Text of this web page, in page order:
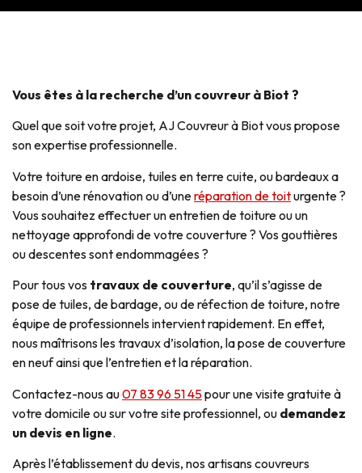
Vous êtes à la recherche d’un couvreur à Biot ?
Quel que soit votre projet, AJ Couvreur à Biot vous propose
son expertise professionnelle.
Votre toiture en ardoise, tuiles en terre cuite, ou bardeaux a
besoin d’une rénovation ou d’uneréparation de toiturgente ?
Vous souhaitez effectuer un entretien de toiture ou un
nettoyage approfondi de votre couverture ? Vos gouttières
ou descentes sont endommagées ?
Pour tous vos travaux de couverture, qu’il s’agisse de
pose de tuiles, de bardage, ou de réfection de toiture, notre
équipe de professionnels intervient rapidement. En effet,
nous maîtrisons les travaux d’isolation, la pose de couverture
en neuf ainsi que l’entretien et la réparation.
Contactez-nous au07 83 96 51 45pour une visite gratuite à
votre domicile ou sur votre site professionnel, ou demandez
un devis en ligne.
Après l’établissement du devis, nos artisans couvreurs